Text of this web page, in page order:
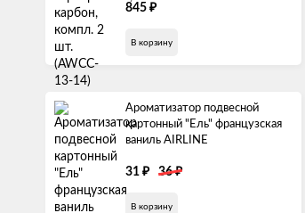
845 ₽
В корзину
Ароматизатор подвесной
картонный "Ель" французская
ваниль AIRLINE
31 ₽ 36₽
В корзину